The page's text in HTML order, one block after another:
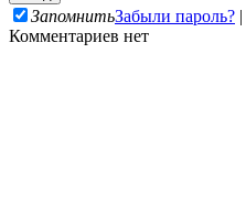
ЗапомнитьЗабыли пароль? |
Комментариев нет